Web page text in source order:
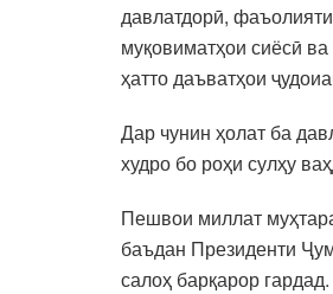
давлатдорӣ,
муқовиматҳои сиёсӣ
ҳатто даъватҳои
Дар чунин ҳолат ба
худро бо роҳи сулҳу
Пешвои миллат
баъдан Президенти
салоҳ барқарор гардад.